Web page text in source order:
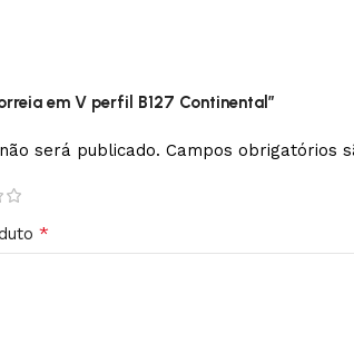
em V perfil B127 Continental”
será publicado. Campos obrigatórios
*